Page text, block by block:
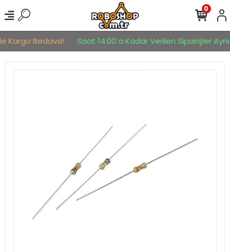
Kargo Bedava! Saat 14:00 a Kadar Verilen Siparişler
0